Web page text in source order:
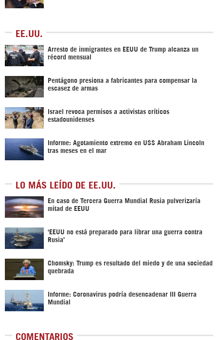
EE.UU.
Arresto de inmigrantes en EEUU de Trump alcanza un
récord mensual
Pentágono presiona a fabricantes para compensar la
escasez de armas
Israel revoca permisos a activistas críticos
estadounidenses
Informe: Agotamiento extremo en USS Abraham Lincoln
tras meses en el mar
LO MÁS LEÍDO DE EE.UU.
En caso de Tercera Guerra Mundial Rusia pulverizaría
mitad de EEUU
‘EEUU no está preparado para librar una guerra contra
Rusia’
Chomsky: Trump es resultado del miedo y de una sociedad
quebrada
Informe: Coronavirus podría desencadenar III Guerra
Mundial
COMENTARIOS